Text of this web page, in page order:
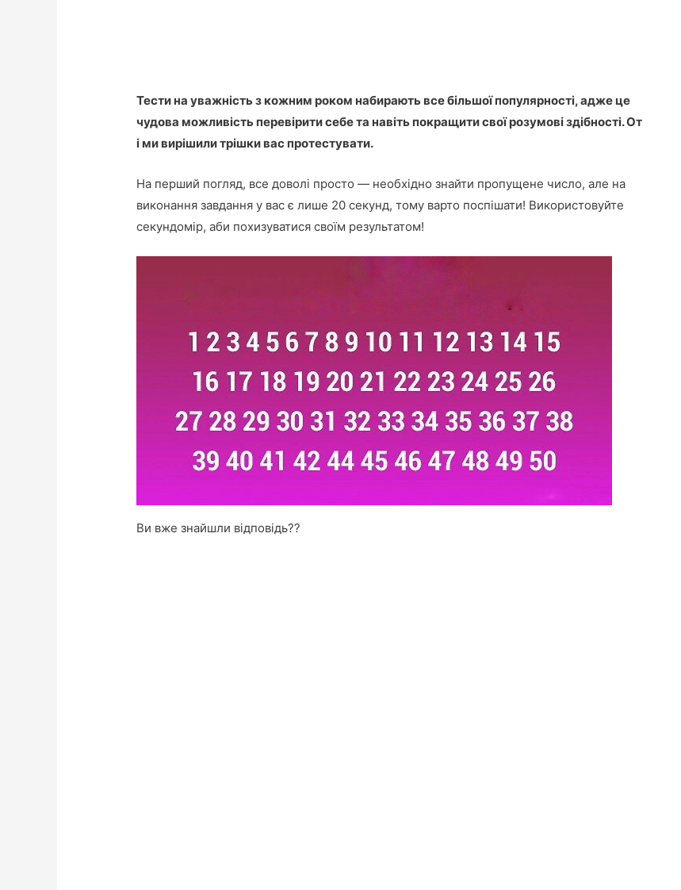
Тести на уважність з кожним роком набирають все більшої популярності, адже це
чудова можливість перевірити себе та навіть покращити свої розумові здібності. От
і ми вирішили трішки вас протестувати.
На перший погляд, все доволі просто — необхідно знайти пропущене число, але на
виконання завдання у вас є лише 20 секунд, тому варто поспішати! Використовуйте
секундомір, аби похизуватися своїм результатом!
Ви вже знайшли відповідь??